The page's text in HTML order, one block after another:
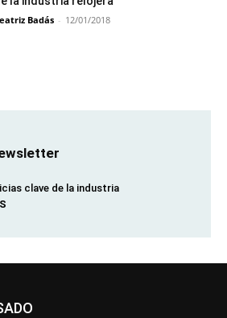
Badás - 12/01/2018
clave de la industria